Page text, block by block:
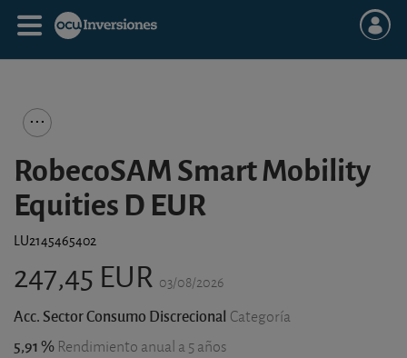
RobecoSAM Smart Mobility
Equities D EUR
LU2145465402
247,45 EUR 03/08/2026
Acc. Sector Consumo Discrecional Categoría
5,91 % Rendimiento anual a 5 años